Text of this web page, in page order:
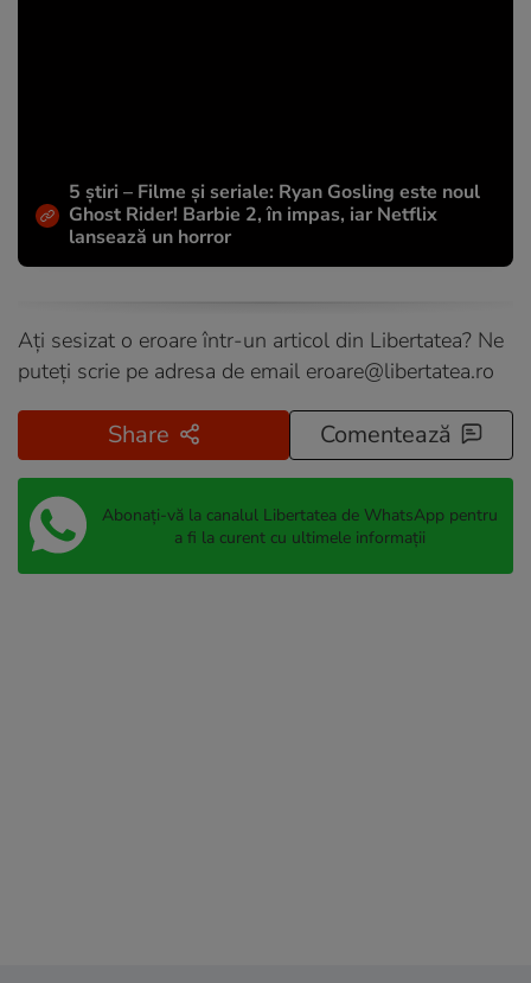
5 știri – Filme și seriale: Ryan Gosling este noul
Ghost Rider! Barbie 2, în impas, iar Netflix
lansează un horror
Ați sesizat o eroare într-un articol din Libertatea? Ne
puteți scrie pe adresa de email eroare@libertatea.ro
Share Comentează
Abonați-vă la canalul Libertatea de WhatsApp pentru
a fi la curent cu ultimele informații